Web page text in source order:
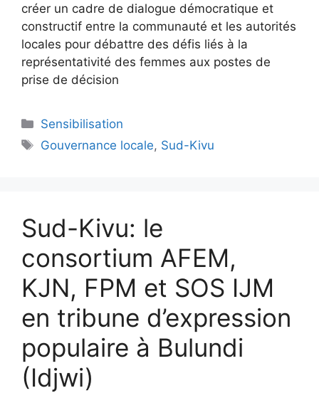
créer un cadre de dialogue démocratique et
constructif entre la communauté et les autorités
locales pour débattre des défis liés à la
représentativité des femmes aux postes de
prise de décision
Sensibilisation
Gouvernance locale, Sud-Kivu
Sud-Kivu: le
consortium AFEM,
KJN, FPM et SOS IJM
en tribune d’expression
populaire à Bulundi
(Idjwi)